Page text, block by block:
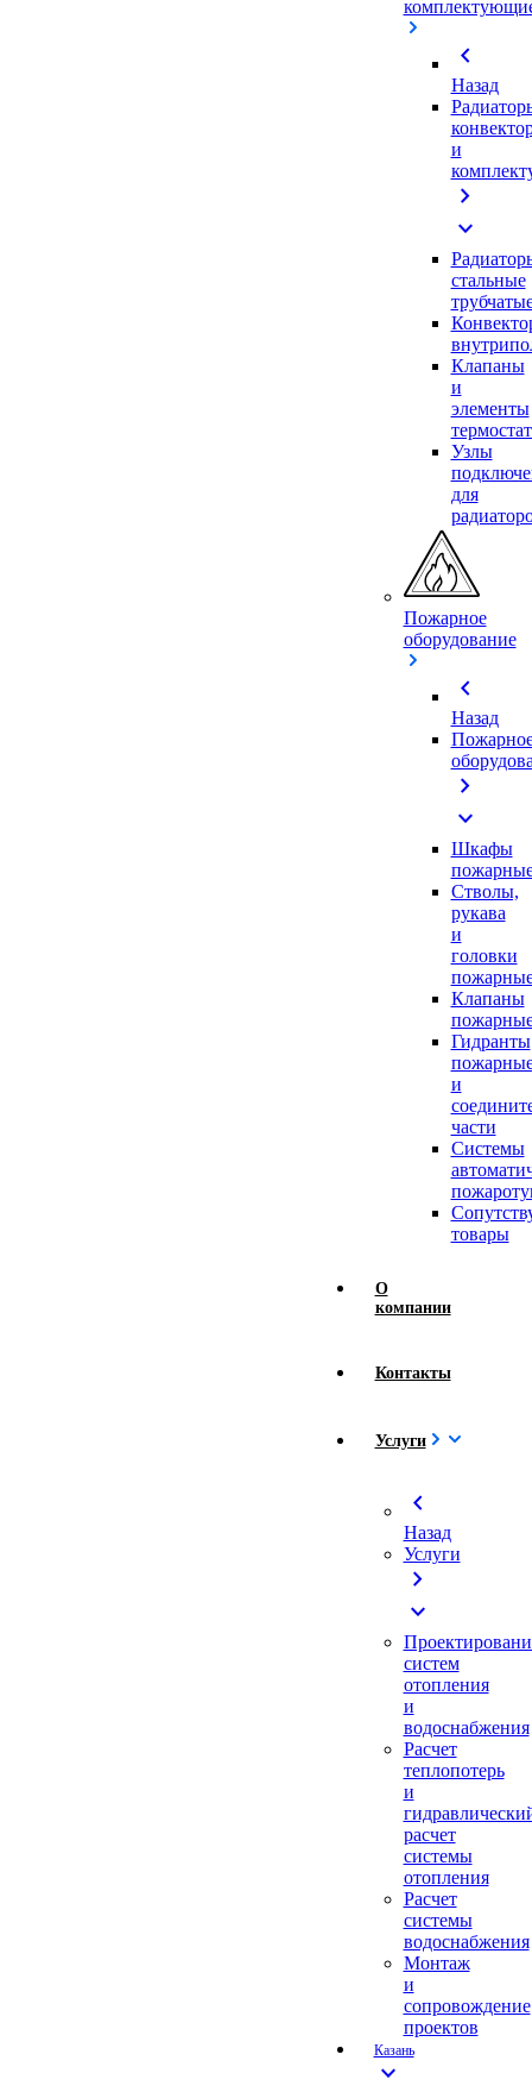
chevron_left
Назад
и
chevron_right
expand_more
стальные
Клапаны
и
элементы
Узлы
для
Пожарное
оборудование
chevron_left
Назад
chevron_right
expand_more
Шкафы
Стволы,
рукава
и
головки
Клапаны
Гидранты
и
части
Системы
товары
О
компании
Контакты
Услуги
chevron_left
Назад
Услуги
chevron_right
expand_more
систем
отопления
и
водоснабжения
Расчет
теплопотерь
и
расчет
системы
отопления
Расчет
системы
водоснабжения
Монтаж
и
сопровождение
проектов
Казань
expand_more